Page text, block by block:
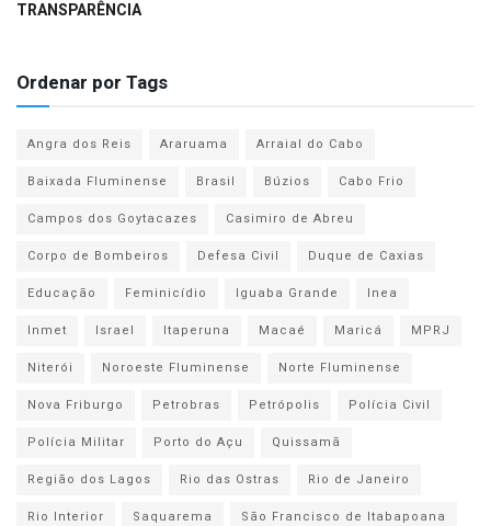
TRANSPARÊNCIA
Ordenar por Tags
Angra dos Reis Araruama
Arraial do Cabo
Baixada Fluminense
Brasil Búzios
Cabo Frio
Campos dos Goytacazes
Casimiro de Abreu
Corpo de Bombeiros
Defesa Civil
Duque de Caxias
Educação
Feminicídio Iguaba Grande
Inea
Inmet
Israel Itaperuna Macaé Maricá
MPRJ
Niterói
Noroeste Fluminense
Norte Fluminense
Nova Friburgo
Petrobras Petrópolis
Polícia Civil
Polícia Militar
Porto do Açu
Quissamã
Região dos Lagos
Rio das Ostras
Rio de Janeiro
Rio Interior
Saquarema
São Francisco de Itabapoana